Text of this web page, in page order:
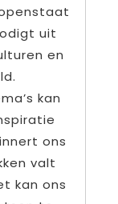
uit
en
kan
ons
valt
kan ons